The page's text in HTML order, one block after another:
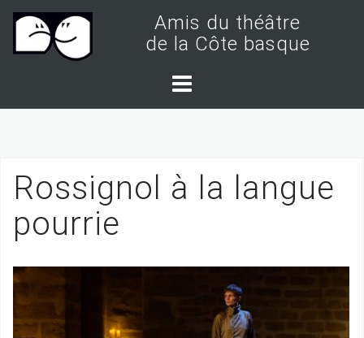
t
Amis du théâtre
de la Côte basque
Rossignol à la langue
pourrie